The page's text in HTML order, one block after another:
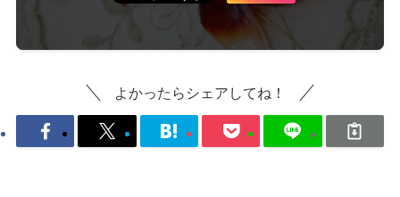
よかったらシェアしてね！